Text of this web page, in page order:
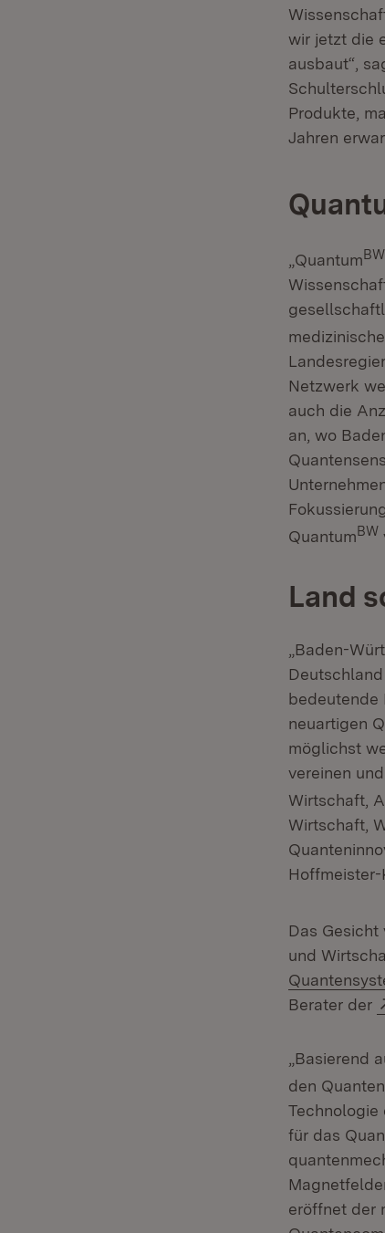
wir jetzt die
ausbaut“,
Produkte,
Jahren
„QuantumBW
Netzwerk
auch die
an, wo
QuantumBW
Land
„Baden-
bedeutende
neuartigen
möglichst
vereinen
Wirtschaft,
Wirtschaft,
Hoffmeister-
Das Gesicht
und
Berater der
„Basierend
den
Technologie
für das
eröffnet der